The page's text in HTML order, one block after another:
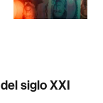
siglo XXI